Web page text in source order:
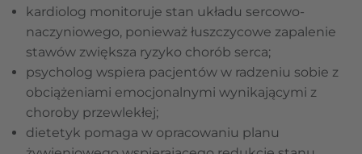
kardiolog monitoruje stan układu sercowo-
naczyniowego, ponieważ łuszczycowe zapalenie
stawów zwiększa ryzyko chorób serca;
psycholog wspiera pacjentów w radzeniu sobie z
obciążeniami emocjonalnymi wynikającymi z
choroby przewlekłej;
dietetyk pomaga w opracowaniu planu